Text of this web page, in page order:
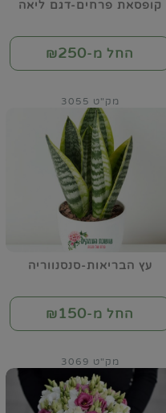
קופסאת פרחים-דגם ליאה
החל מ-₪250
עץ הבריאות-סנסנווריה
מק"ט 3055
החל מ-₪150
מק"ט 3069